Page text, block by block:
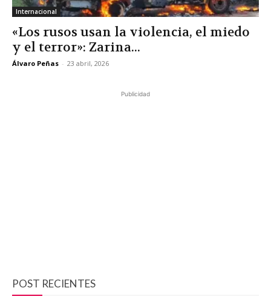
Internacional
«Los rusos usan la violencia, el miedo
y el terror»: Zarina...
Álvaro Peñas - 23 abril, 2026
Publicidad
POST RECIENTES